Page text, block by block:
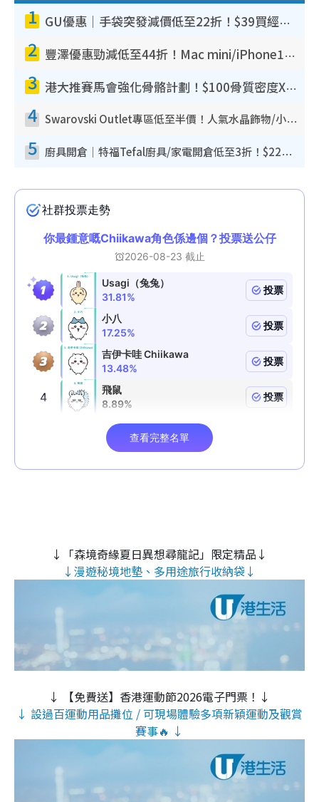
1 GU優惠｜手袋突發減價低至22折！$39買經典波士頓包/餃子袋！飾物同步減價$29起！
2 豐澤優惠勁減低至44折！Mac mini/iPhone17Pro大減價！廚房家電$220起
3 港大推賽馬會強化骨骼計劃！$100骨質密度X光檢查 完成免費運動訓練送超市禮券！附參加資格
4 Swarovski Outlet專區低至半價！人氣水晶飾物/小擺設$138起！迪士尼款/水晶高跟鞋都有平
5 廚具開倉｜特福Tefal廚具/家電開倉低至3折！$220起買平底鍋/炒鑊/湯煲！電飯煲/吸塵機/燙斗$418起
↓「森境奇緣夏日異想尋龍記」限定精品↓
↓漫遊秘境地墊、多用途旅行收納袋↓
↓ 【免費送】香港運動節2026電子門票！↓
↓ 設過百運動用品攤位 / 可現場體驗多項新穎運動及觀賞
賽事🔥 ↓